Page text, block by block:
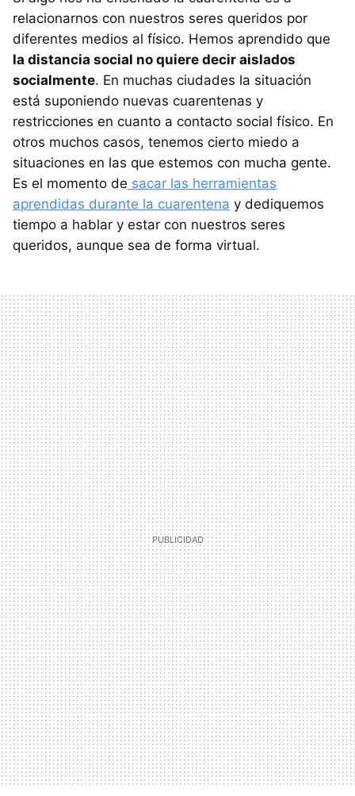
relacionarnos con nuestros seres queridos por
diferentes medios al físico. Hemos aprendido que
la distancia social no quiere decir aislados
socialmente. En muchas ciudades la situación
está suponiendo nuevas cuarentenas y
restricciones en cuanto a contacto social físico. En
otros muchos casos, tenemos cierto miedo a
situaciones en las que estemos con mucha gente.
Es el momento de sacar las herramientas
aprendidas durante la cuarentena y dediquemos
tiempo a hablar y estar con nuestros seres
queridos, aunque sea de forma virtual.